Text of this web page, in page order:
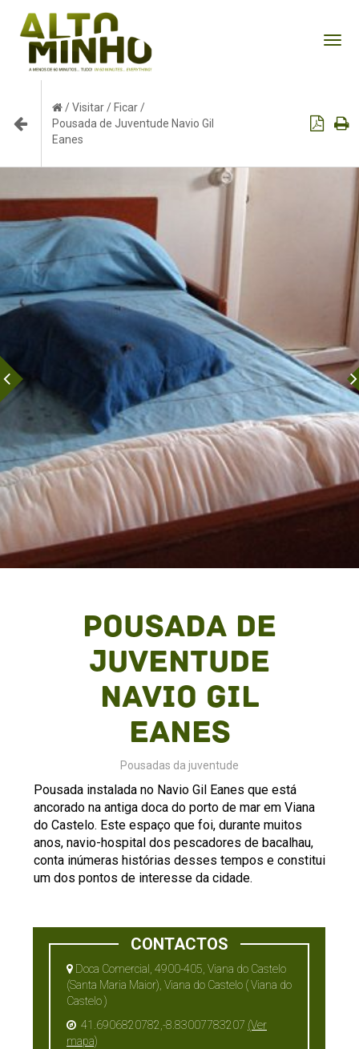
/Visitar/ Ficar/
Pousada de Juventude Navio Gil
Eanes
Pousada de
Juventude
Navio Gil
Eanes
Pousadas da juventude
Pousada instalada no Navio Gil Eanes que está
ancorado na antiga doca do porto de mar em Viana
do Castelo. Este espaço que foi, durante muitos
anos, navio-hospital dos pescadores de bacalhau,
conta inúmeras histórias desses tempos e constitui
um dos pontos de interesse da cidade.
CONTACTOS
Doca Comercial, 4900-405, Viana do Castelo
(Santa Maria Maior), Viana do Castelo ( Viana do
Castelo )
41.6906820782,-8.83007783207 (Ver
mapa)